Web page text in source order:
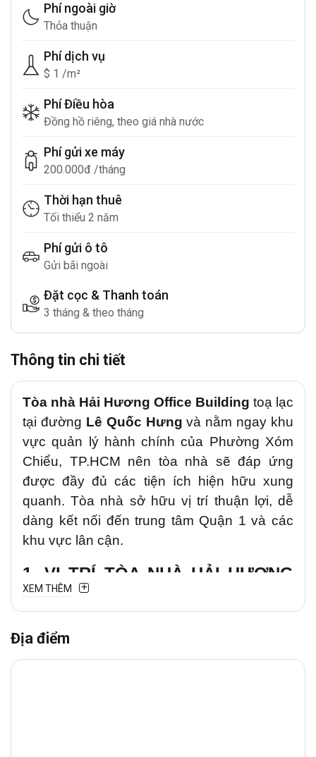
Phí ngoài giờ
Thỏa thuận
Phí dịch vụ
$ 1 /m²
Phí Điều hòa
Đồng hồ riêng, theo giá nhà nước
Phí gửi xe máy
200.000đ /tháng
Thời hạn thuê
Tối thiểu 2 năm
Phí gửi ô tô
Gửi bãi ngoài
Đặt cọc & Thanh toán
3 tháng & theo tháng
Thông tin chi tiết
Tòa nhà Hải Hương Office Building toạ lạc
tại đường Lê Quốc Hưng và nằm ngay khu
vực quản lý hành chính của Phường Xóm
Chiểu, TP.HCM nên tòa nhà sẽ đáp ứng
được đầy đủ các tiện ích hiện hữu xung
quanh. Tòa nhà sở hữu vị trí thuận lợi, dễ
dàng kết nối đến trung tâm Quận 1 và các
khu vực lân cận.
1. VỊ TRÍ TÒA NHÀ HẢI HƯƠNG
OFFICE BUILDING
Hải Hương Office Building
đường Lê Quốc Hưng thuộc
XEM THÊM
Địa điểm